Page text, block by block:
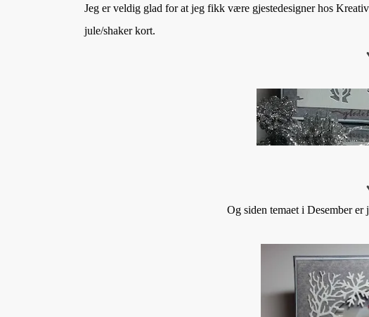
Jeg er veldig glad for at jeg fikk være gjestedesigner hos
jule/shaker kort.
Og siden temaet i Desember